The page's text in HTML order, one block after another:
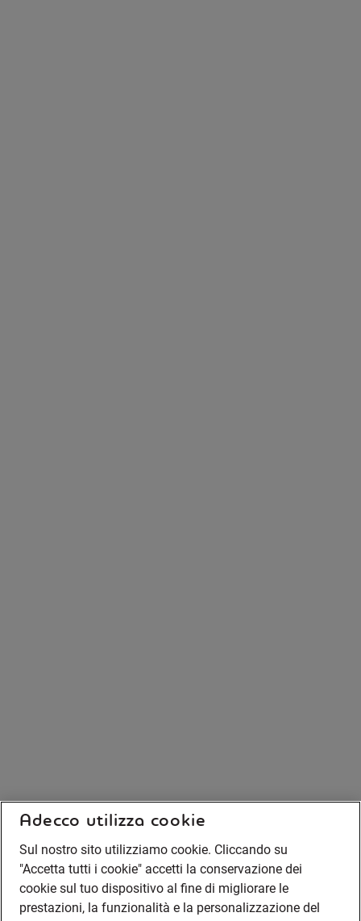
Adecco utilizza cookie
Sul nostro sito utilizziamo cookie. Cliccando su
"Accetta tutti i cookie" accetti la conservazione dei
cookie sul tuo dispositivo al fine di migliorare le
prestazioni, la funzionalità e la personalizzazione del